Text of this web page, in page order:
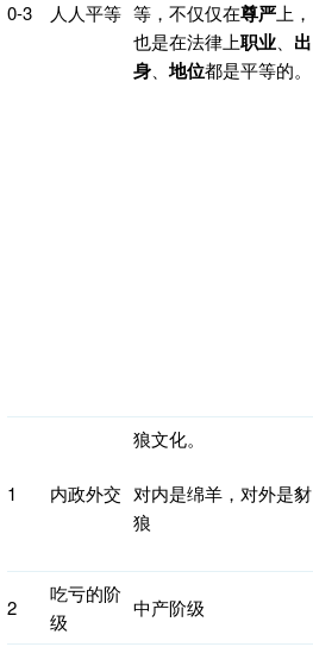
0-3 人人平等 等，不仅仅在尊严 上，
也是在法律上职业
出
身 、地位都是平等的。
1 内政外交
狼文化。
对内是绵羊，对外是豺
狼
2
吃亏的阶
级
中产阶级